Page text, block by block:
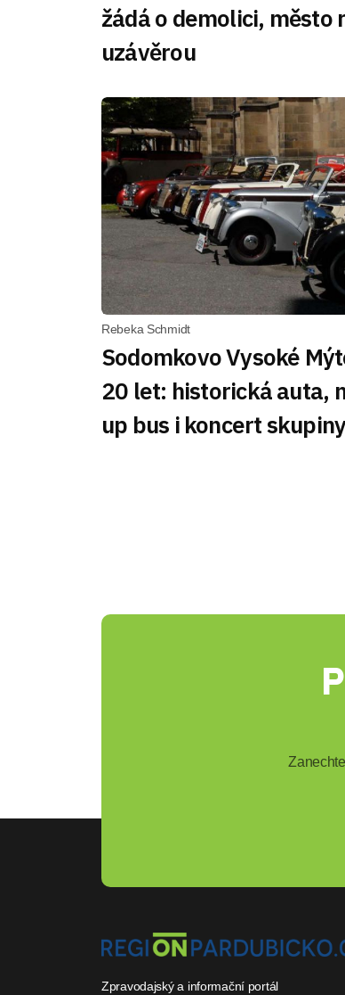
žádá o demolici, město
uzávěrou
Rebeka Schmidt
Sodomkovo Vysoké
20 let: historická auta,
up bus i koncert
Zpravodajský a informační portál